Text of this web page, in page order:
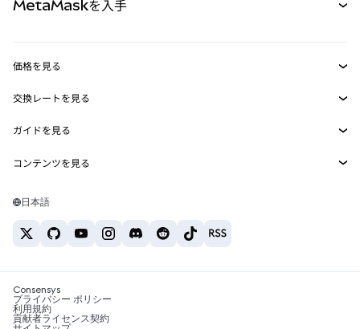
RWA
MetaMask Connect
Snaps
Web3サービス
MetaMaskを入手
セキュリティ
サポート
キャリア
お問い合わせ
価格を見る
イーサリアムの価格
Solanaの価格
Tetherの価格
交換レートを見る
ETH→USD
USDT→INR
BTC→INR
ETH→USDT
ガイドを見る
ETHの購入
USDTの購入
SHIBの購入
BNBの購入
コンテンツを見る
Solanaウォレット
税制関連ニュース
暗号資産の購入方法は？
日本語
Consensys
プライバシー ポリシー
利用規約
貢献者ライセンス契約